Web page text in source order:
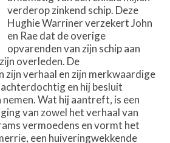
verderop zinkend schip. Deze
Hughie Warriner verzekert John
en Rae dat de overige
opvarenden van zijn schip aan
overleden. De
verhaal en zijn merkwaardige
en hij besluit
Wat hij aantreft, is een
van zowel het verhaal van
vermoedens en vormt het
een huiveringwekkende